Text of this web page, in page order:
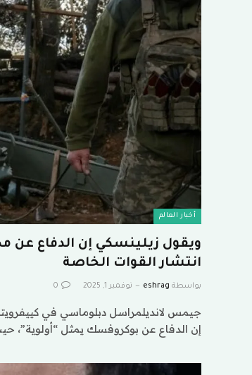
أخبار العالم
ويقول زيلينسكي إن الدفاع عن
انتشار القوات الخاصة
بواسطة eshrag نوفمبر 1, 2025 0
جيمس لانديلمراسل دبلوماسي في
إن الدفاع عن بوكروفسك يمثل “أولوية”،